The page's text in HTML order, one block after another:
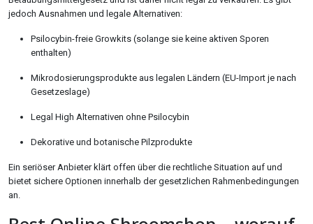
jedoch Ausnahmen und legale Alternativen:
Psilocybin-freie Growkits (solange sie keine aktiven Sporen
enthalten)
Mikrodosierungsprodukte aus legalen Ländern (EU-Import je nach
Gesetzeslage)
Legal High Alternativen ohne Psilocybin
Dekorative und botanische Pilzprodukte
Ein seriöser Anbieter klärt offen über die rechtliche Situation auf und
bietet sichere Optionen innerhalb der gesetzlichen Rahmenbedingungen
an.